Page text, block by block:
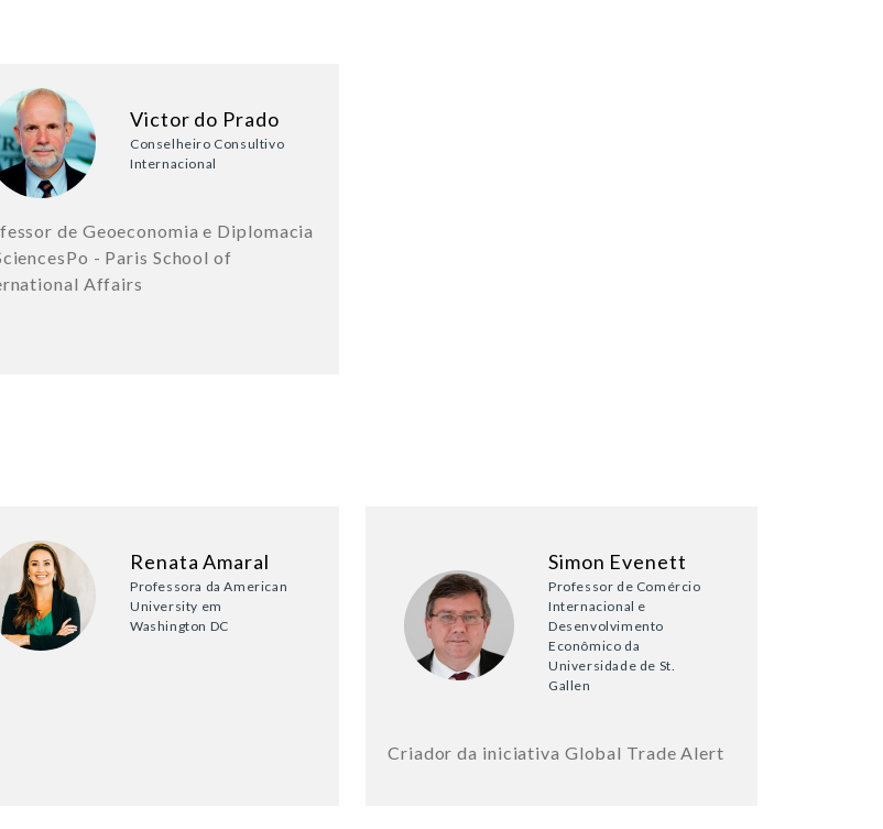
Victor do Prado
Conselheiro Consultivo
Internacional
de Geoeconomia e Diplomacia
- Paris School of
Affairs
Renata Amaral
Professora da American
University em
Washington DC
Simon Evenett
Professor de Comércio
Internacional e
Desenvolvimento
Econômico da
Universidade de St.
Gallen
Criador da iniciativa Global Trade Alert